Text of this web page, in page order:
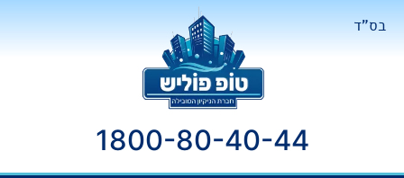
בס"ד
1800-80-40-44